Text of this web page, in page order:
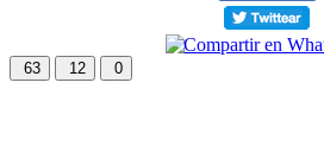
63 12 0